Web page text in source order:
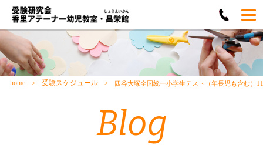
home 受験スケジュール 四谷大塚全国統一小学生テスト（年長児も含む）
Blog